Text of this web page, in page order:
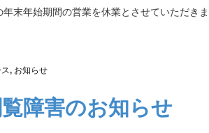
末年始期間の営業を休業とさせていただき
, お知らせ
障害のお知らせ